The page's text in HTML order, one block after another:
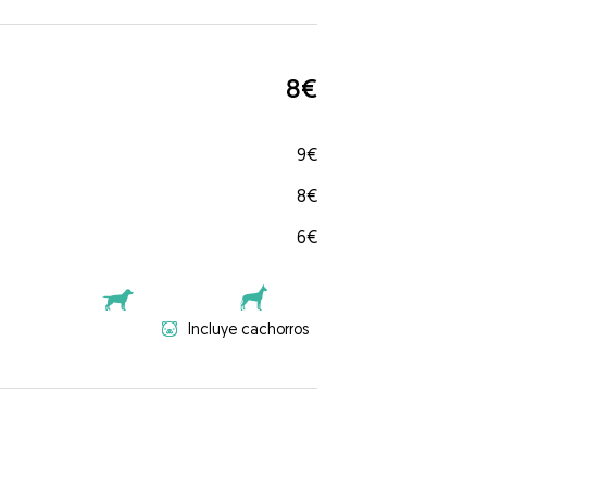
8€
9€
8€
6€
Incluye cachorros